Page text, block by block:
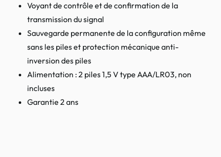
Voyant de contrôle et de confirmation de la
transmission du signal
Sauvegarde permanente de la configuration même
sans les piles et protection mécanique anti-
inversion des piles
Alimentation : 2 piles 1,5 V type AAA/LR03, non
incluses
Garantie 2 ans